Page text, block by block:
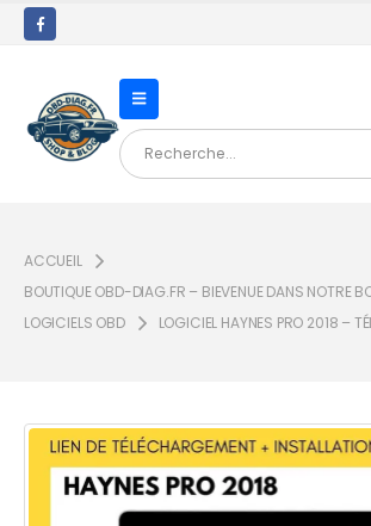
ACCUEIL
BOUTIQUE OBD-DIAG.FR – BIEVENUE DANS NOTRE
LOGICIELS OBD
LOGICIEL HAYNES PRO 2018 –